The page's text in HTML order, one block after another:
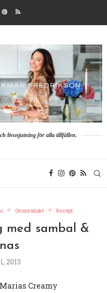
livsnjutning för alla tillfällen.
Orientaliskt Recept
med sambal &
2013
Creamy